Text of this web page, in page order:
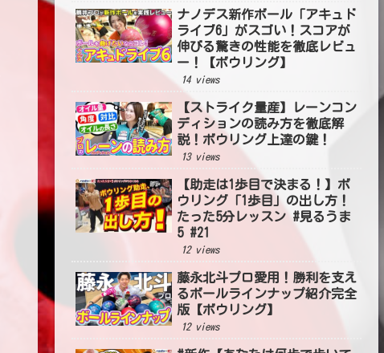
ナノデス新作ボール「アキュド
ライブ6」がスゴい！スコアが
伸びる驚きの性能を徹底レビュ
ー！【ボウリング】
14 views
【ストライク量産】レーンコン
ディションの読み方を徹底解
説！ボウリング上達の鍵！
13 views
【助走は1歩目で決まる！】ボ
ウリング「1歩目」の出し方！
たった5分レッスン #見るうま
5 #21
12 views
藤永北斗プロ愛用！勝利を支え
るボールラインナップ紹介完全
版【ボウリング】
12 views